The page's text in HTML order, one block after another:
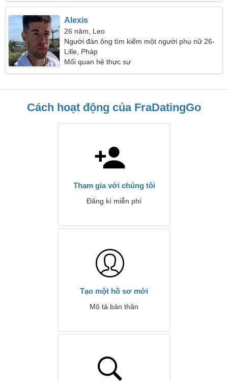
Alexis
26 năm, Leo
Người đàn ông tìm kiếm một người phụ nữ 26-
28
Lille, Pháp
Mối quan hệ thực sự
Cách hoạt động của FraDatingGo
Tham gia với chúng tôi
Đăng kí miễn phí
Tạo một hồ sơ mới
Mô tả bản thân